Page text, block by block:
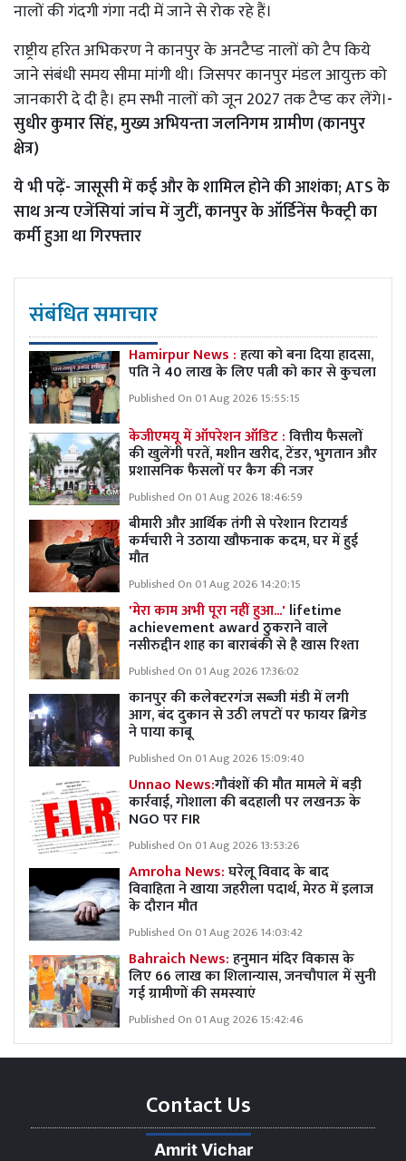
नालों की गंदगी गंगा नदी में जाने से रोक रहे हैं।
राष्ट्रीय हरित अभिकरण ने कानपुर के अनटैप्ड नालों को टैप किये
जाने संबंधी समय सीमा मांगी थी। जिसपर कानपुर मंडल आयुक्त को
जानकारी दे दी है। हम सभी नालों को जून 2027 तक टैप्ड कर लेंगे।-
सुधीर कुमार सिंह, मुख्य अभियन्ता जलनिगम ग्रामीण (कानपुर
क्षेत्र)
ये भी पढ़ें-जासूसी में कई और के शामिल होने की आशंका; ATS के
साथ अन्य एजेंसियां जांच में जुटीं, कानपुर के ऑर्डिनेंस फैक्ट्री का
कर्मी हुआ था गिरफ्तार
संबंधित समाचार
Hamirpur News :हत्या को बना दिया हादसा,
पति ने 40 लाख के लिए पत्नी को कार से कुचला
Published On 01 Aug 2026 15:55:15
केजीएमयू में ऑपरेशन ऑडिट :वित्तीय फैसलों
की खुलेंगी परतें, मशीन खरीद, टेंडर, भुगतान और
प्रशासनिक फैसलों पर कैग की नजर
Published On 01 Aug 2026 18:46:59
बीमारी और आर्थिक तंगी से परेशान रिटायर्ड
कर्मचारी ने उठाया खौफनाक कदम, घर में हुई
मौत
Published On 01 Aug 2026 14:20:15
'मेरा काम अभी पूरा नहीं हुआ...' lifetime
achievement award ठुकराने वाले
नसीरुद्दीन शाह का बाराबंकी से है खास रिश्ता
Published On 01 Aug 2026 17:36:02
कानपुर की कलेक्टरगंज सब्जी मंडी में लगी
आग, बंद दुकान से उठी लपटों पर फायर ब्रिगेड
ने पाया काबू
Published On 01 Aug 2026 15:09:40
Unnao News:गौवंशों की मौत मामले में बड़ी
कार्रवाई, गोशाला की बदहाली पर लखनऊ के
NGO पर FIR
Published On 01 Aug 2026 13:53:26
Amroha News:घरेलू विवाद के बाद
विवाहिता ने खाया जहरीला पदार्थ, मेरठ में इलाज
के दौरान मौत
Published On 01 Aug 2026 14:03:42
Bahraich News:हनुमान मंदिर विकास के
लिए 66 लाख का शिलान्यास, जनचौपाल में सुनी
गई ग्रामीणों की समस्याएं
Published On 01 Aug 2026 15:42:46
Contact Us
Amrit Vichar